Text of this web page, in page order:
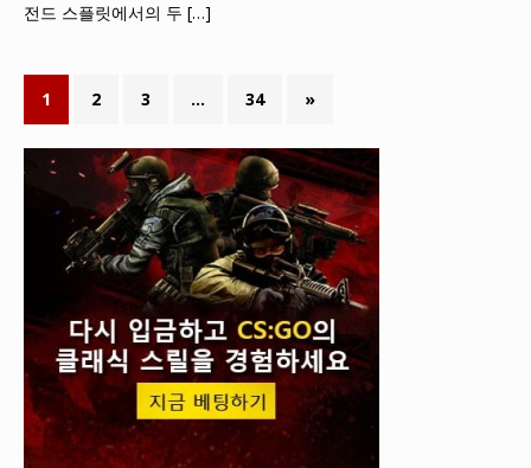
전드 스플릿에서의 두 […]
1 2 3 … 34 »